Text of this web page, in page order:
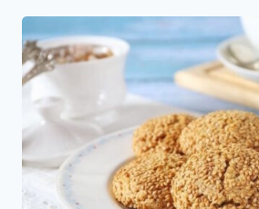
Bizcochitos
de
Ajonjoli